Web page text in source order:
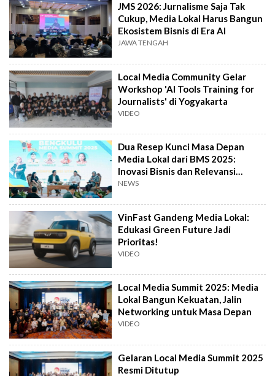
JMS 2026: Jurnalisme Saja Tak
Cukup, Media Lokal Harus Bangun
Ekosistem Bisnis di Era AI
JAWA TENGAH
Local Media Community Gelar
Workshop 'AI Tools Training for
Journalists' di Yogyakarta
VIDEO
Dua Resep Kunci Masa Depan
Media Lokal dari BMS 2025:
Inovasi Bisnis dan Relevansi
Konten
NEWS
VinFast Gandeng Media Lokal:
Edukasi Green Future Jadi
Prioritas!
VIDEO
Local Media Summit 2025: Media
Lokal Bangun Kekuatan, Jalin
Networking untuk Masa Depan
VIDEO
Gelaran Local Media Summit 2025
Resmi Ditutup